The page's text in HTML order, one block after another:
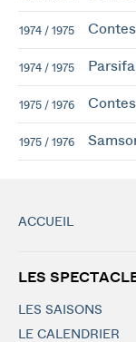
1974 / 1975
1974 / 1975 Parsifal
1975 / 1976
1975 / 1976
ACCUEIL
LES
LES SAISONS
LE CALENDRIER